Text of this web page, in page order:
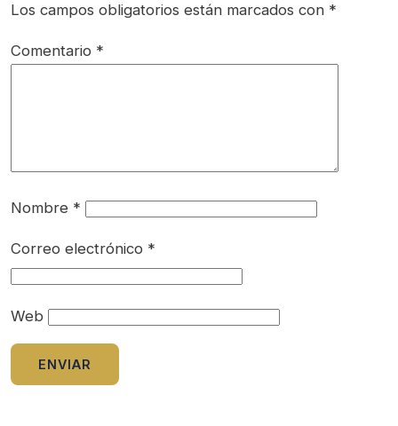
Los campos obligatorios están marcados con *
Comentario *
Nombre *
Correo electrónico *
Web